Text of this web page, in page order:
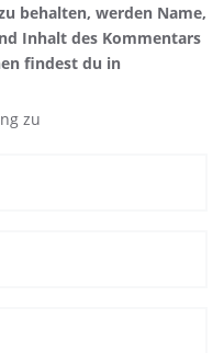
behalten, werden Name,
Inhalt des Kommentars
findest du in
zu